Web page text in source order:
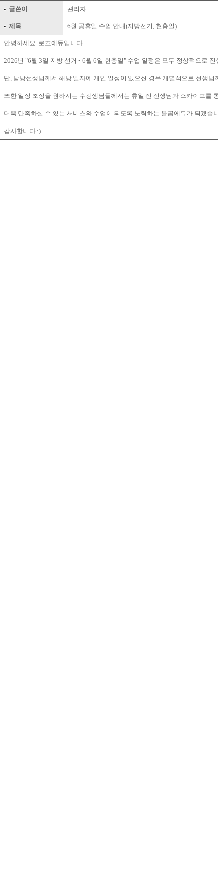
글쓴이 관리자
제목 6월 공휴일 수업 안내(지방선거, 현충일)
안녕하세요. 로꼬에듀입니다.
2026년 "6월 3일 지방 선거 • 6월 6일 현충일" 수업 일정은 모두 정상적으로
단, 담당선생님께서 해당 일자에 개인 일정이 있으신 경우 개별적으로 선생
또한 일정 조정을 원하시는 수강생님들께서는 휴일 전 선생님과 스카이프를
더욱 만족하실 수 있는 서비스와 수업이 되도록 노력하는 불곰에듀가 되겠습
감사합니다 :) ​ ​